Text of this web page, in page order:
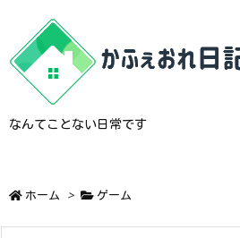
なんてことない日常です
ホーム > ゲーム